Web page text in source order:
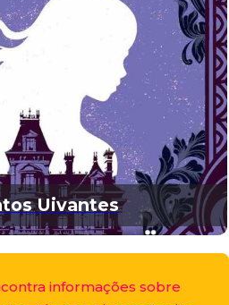
Uivantes
informações sobre